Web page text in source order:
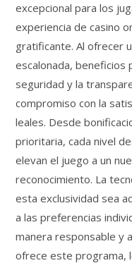
excepcional para los
experiencia de casino
gratificante. Al ofrecer
escalonada, beneficios
seguridad y la
compromiso con la
leales. Desde
prioritaria, cada nivel
elevan el juego a un
reconocimiento. La
esta exclusividad sea
a las preferencias
manera responsable y
ofrece este programa,